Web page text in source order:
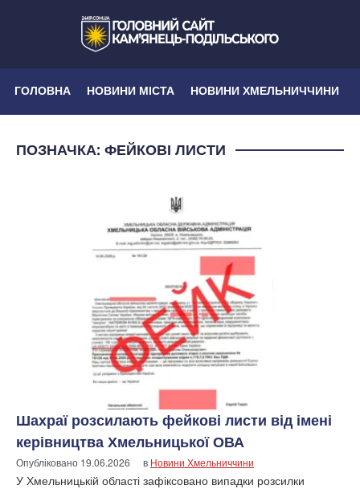
ГОЛОВНА НОВИНИ МІСТА НОВИНИ ХМЕЛЬНИЧЧИНИ
ПОЗНАЧКА: ФЕЙКОВІ ЛИСТИ
Шахраї розсилають фейкові листи від імені
керівництва Хмельницької ОВА
Опубліковано 19.06.2026 в Новини Хмельниччини
У Хмельницькій області зафіксовано випадки розсилки